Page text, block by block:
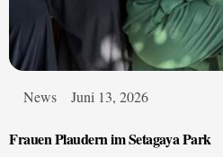
News Juni 13, 2026
Frauen Plaudern im Setagaya Park